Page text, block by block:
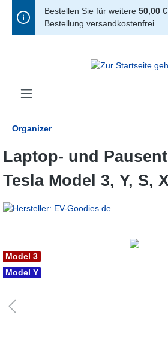
springenBestellen Sie für weitere 50,00 €
Bestellung versandkostenfrei.
Organizer
Laptop- und
Tesla Model 3, Y, S, X
Model 3
Model Y